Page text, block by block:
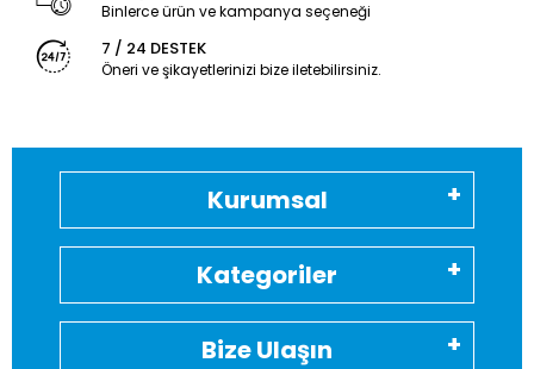
Binlerce ürün ve kampanya seçeneği
7 / 24 DESTEK
Öneri ve şikayetlerinizi bize iletebilirsiniz.
Kurumsal
Kategoriler
Bize Ulaşın